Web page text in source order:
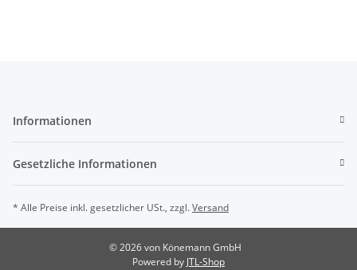
Informationen
Gesetzliche Informationen
* Alle Preise inkl. gesetzlicher USt., zzgl.Versand
© 2026 von Könemann GmbH
Powered by JTL-Shop